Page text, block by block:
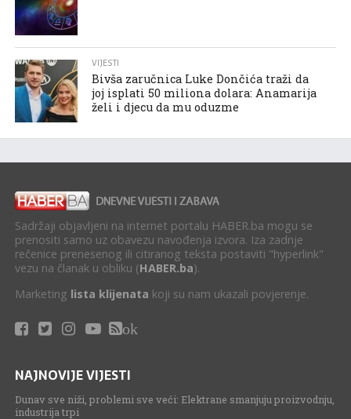
VIJESTI
Bivša zaručnica Luke Dončića traži da
joj isplati 50 miliona dolara: Anamarija
želi i djecu da mu oduzme
Sadržaji objavljeni na internet portalu HABER.ba mogu se
prenositi samo uz obavezu navođenja izvora. Iza zadnje
rečenice prenesenog ili citiranog teksta postaviti "hyperlink"
vezu na članak u obliku (HABER.ba).
Marketing lista klijenata koji su nam ukazali povjerenje.
ok
NAJNOVIJE VIJESTI
Dunav sve niži, problemi sve veći: Elektrane smanjuju proizvodnju,
industrija trpi